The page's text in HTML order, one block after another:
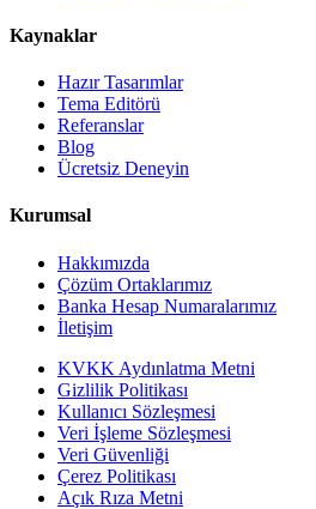
Kaynaklar
Hazır Tasarımlar
Tema Editörü
Referanslar
Blog
Ücretsiz Deneyin
Kurumsal
Hakkımızda
Çözüm Ortaklarımız
Banka Hesap Numaralarımız
İletişim
KVKK Aydınlatma Metni
Gizlilik Politikası
Kullanıcı Sözleşmesi
Veri İşleme Sözleşmesi
Veri Güvenliği
Çerez Politikası
Açık Rıza Metni